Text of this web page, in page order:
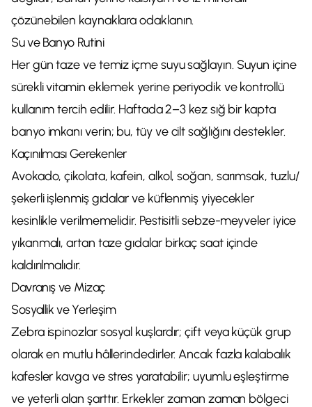
çözünebilen kaynaklara odaklanın.
Su ve Banyo Rutini
Her gün taze ve temiz içme suyu sağlayın. Suyun içine
sürekli vitamin eklemek yerine periyodik ve kontrollü
kullanım tercih edilir. Haftada 2–3 kez sığ bir kapta
banyo imkanı verin; bu, tüy ve cilt sağlığını destekler.
Kaçınılması Gerekenler
Avokado, çikolata, kafein, alkol, soğan, sarımsak, tuzlu/
şekerli işlenmiş gıdalar ve küflenmiş yiyecekler
kesinlikle verilmemelidir. Pestisitli sebze-meyveler iyice
yıkanmalı, artan taze gıdalar birkaç saat içinde
kaldırılmalıdır.
Davranış ve Mizaç
Sosyallik ve Yerleşim
Zebra ispinozlar sosyal kuşlardır; çift veya küçük grup
olarak en mutlu hâllerindedirler. Ancak fazla kalabalık
kafesler kavga ve stres yaratabilir; uyumlu eşleştirme
ve yeterli alan şarttır. Erkekler zaman zaman bölgeci